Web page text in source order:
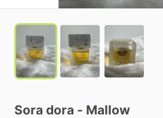
Sora dora - Mallow